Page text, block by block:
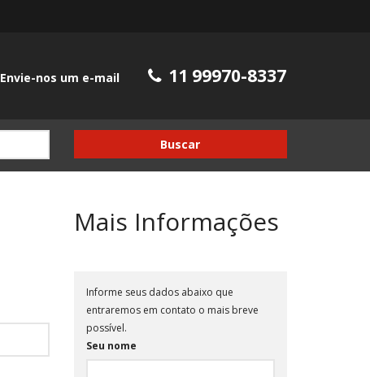
Envie-nos um e-mail 11 99970-8337
Buscar
Mais Informações
Informe seus dados abaixo que
entraremos em contato o mais breve
possível.
Seu nome